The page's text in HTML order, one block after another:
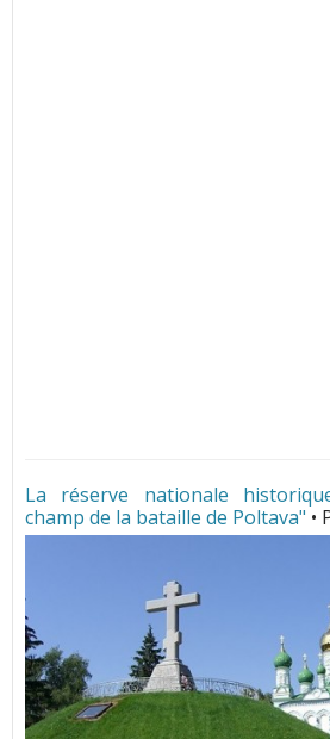
La réserve nationale
champ de la bataille de Poltava" •